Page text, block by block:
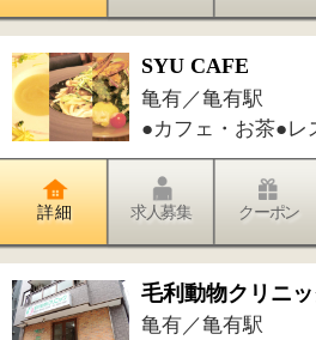
亀有／亀有駅
科
求人募集 クーポン 地 図
奥瀬歯科医院
亀有／亀有駅
●歯科●小児歯科●訪問歯科診療
詳 細 求人募集 クーポン 地 図